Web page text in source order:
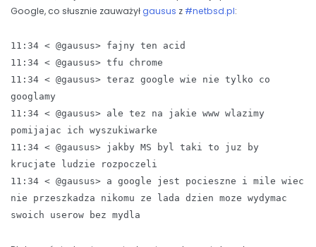
Google, co słusznie zauważyłgausus z #netbsd.pl:
11:34 < @gausus> fajny ten acid
11:34 < @gausus> tfu chrome
11:34 < @gausus> teraz google wie nie tylko co
googlamy
11:34 < @gausus> ale tez na jakie www wlazimy
pomijajac ich wyszukiwarke
11:34 < @gausus> jakby MS byl taki to juz by
krucjate ludzie rozpoczeli
11:34 < @gausus> a google jest pocieszne i mile wiec
nie przeszkadza nikomu ze lada dzien moze wydymac
swoich userow bez mydla